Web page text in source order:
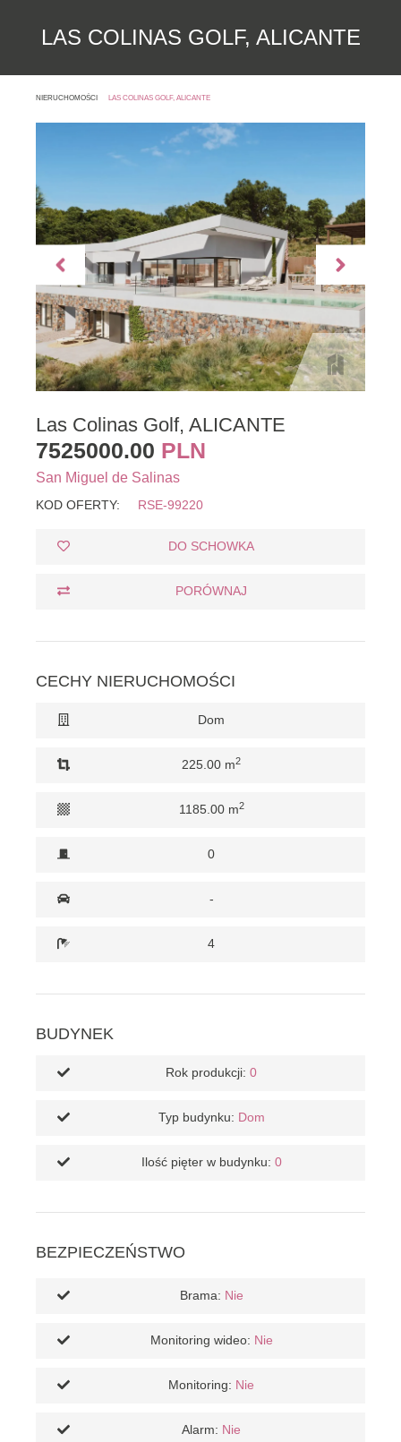
LAS COLINAS GOLF, ALICANTE
NIERUCHOMOŚCI LAS COLINAS GOLF, ALICANTE
Las Colinas Golf, ALICANTE
7525000.00 PLN
San Miguel de Salinas
KOD OFERTY: RSE-99220
DO SCHOWKA
PORÓWNAJ
CECHY NIERUCHOMOŚCI
Dom
225.00 m2
1185.00 m2
0
-
4
BUDYNEK
Rok produkcji: 0
Typ budynku: Dom
Ilość pięter w budynku: 0
BEZPIECZEŃSTWO
Brama: Nie
Monitoring wideo: Nie
Monitoring: Nie
Alarm: Nie